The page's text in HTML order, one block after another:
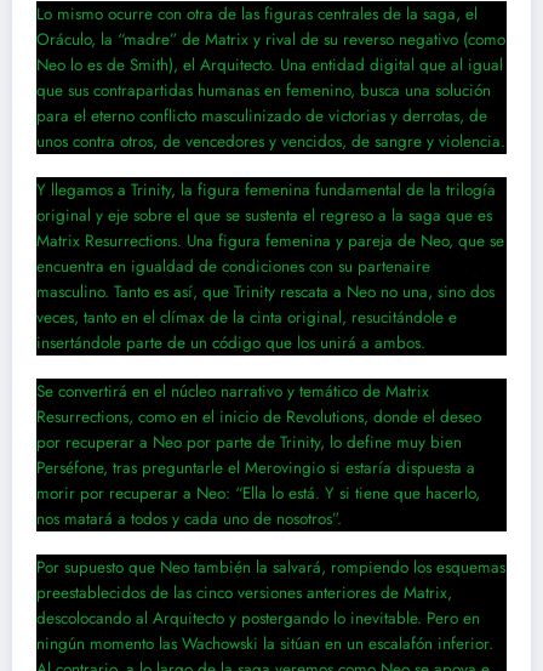
Lo mismo ocurre con otra de las figuras centrales de la saga, el
Oráculo, la “madre” de Matrix y rival de su reverso negativo (como
Neo lo es de Smith), el Arquitecto. Una entidad digital que al igual
que sus contrapartidas humanas en femenino, busca una solución
para el eterno conflicto masculinizado de victorias y derrotas, de
unos contra otros, de vencedores y vencidos, de sangre y violencia.
Y llegamos a Trinity, la figura femenina fundamental de la trilogía
original y eje sobre el que se sustenta el regreso a la saga que es
Matrix Resurrections. Una figura femenina y pareja de Neo, que se
encuentra en igualdad de condiciones con su partenaire
masculino. Tanto es así, que Trinity rescata a Neo no una, sino dos
veces, tanto en el clímax de la cinta original, resucitándole e
insertándole parte de un código que los unirá a ambos.
Se convertirá en el núcleo narrativo y temático de Matrix
Resurrections, como en el inicio de Revolutions, donde el deseo
por recuperar a Neo por parte de Trinity, lo define muy bien
Perséfone, tras preguntarle el Merovingio si estaría dispuesta a
morir por recuperar a Neo: “Ella lo está. Y si tiene que hacerlo,
nos matará a todos y cada uno de nosotros”.
Por supuesto que Neo también la salvará, rompiendo los esquemas
preestablecidos de las cinco versiones anteriores de Matrix,
descolocando al Arquitecto y postergando lo inevitable. Pero en
ningún momento las Wachowski la sitúan en un escalafón inferior.